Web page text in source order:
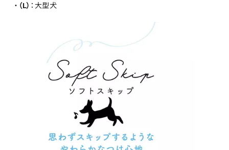
・ （L） ：大型犬